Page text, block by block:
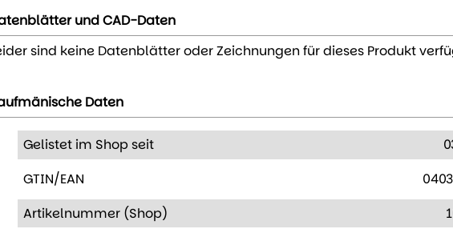
und CAD-Daten
sind keine Datenblätter oder Zeichnungen für dieses Produkt
Daten
Gelistet im Shop seit
GTIN/EAN
Artikelnummer (Shop)